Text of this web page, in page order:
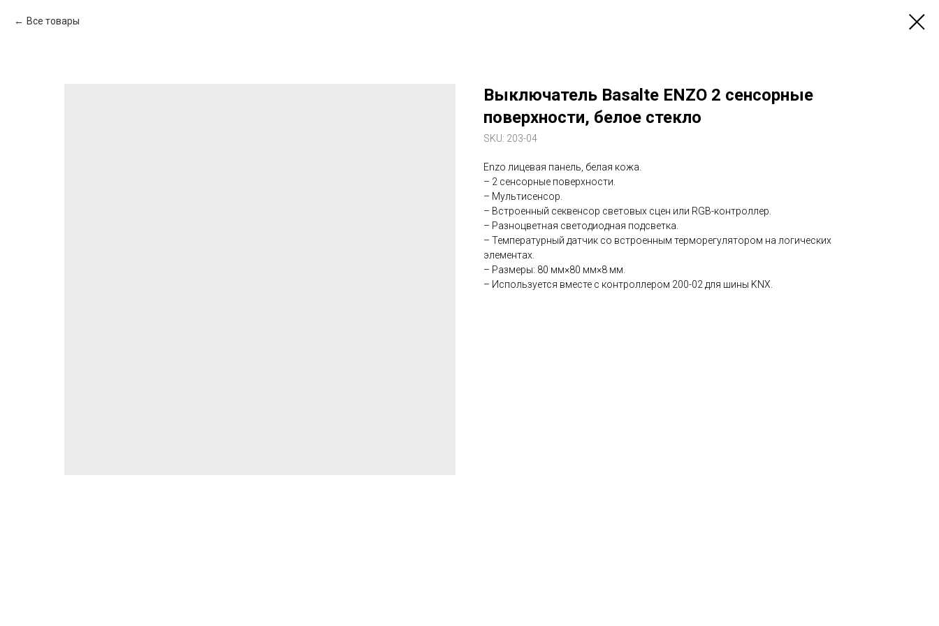
Все товары
Выключатель Basalte ENZO 2 сенсорные
поверхности, белое стекло
SKU: 203-04
Enzo лицевая панель, белая кожа.
– 2 сенсорные поверхности.
– Мультисенсор.
– Встроенный секвенсор световых сцен или RGB-контроллер.
– Разноцветная светодиодная подсветка.
– Температурный датчик со встроенным терморегулятором на логических
элементах.
– Размеры: 80 мм×80 мм×8 мм.
– Используется вместе с контроллером 200-02 для шины KNX.